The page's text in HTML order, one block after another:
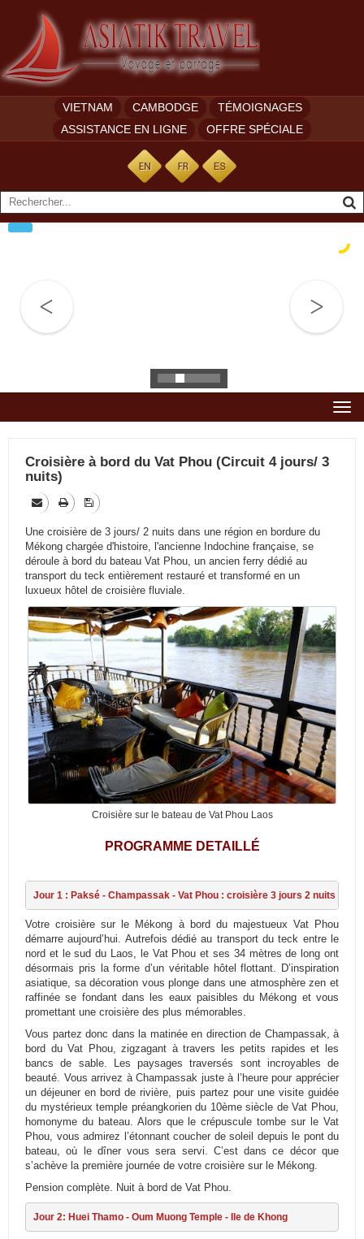
VIETNAM CAMBODGE
TÉMOIGNAGES
ASSISTANCE EN LIGNE
OFFRE SPÉCIALE
Croisière à bord du Vat Phou (Circuit 4 jours/ 3
nuits)
Une croisière de 3 jours/ 2 nuits dans une région en bordure du
Mékong chargée d'histoire, l'ancienne Indochine française, se
déroule à bord du bateau Vat Phou, un ancien ferry dédié au
transport du teck entièrement restauré et transformé en un
luxueux hôtel de croisière fluviale.
Croisière sur le bateau de Vat Phou Laos
PROGRAMME DETAILLÉ
Jour 1 : Paksé - Champassak - Vat Phou : croisière 3 jours 2 nuits
Votre croisière sur le Mékong à bord du majestueux Vat Phou
démarre aujourd’hui. Autrefois dédié au transport du teck entre le
nord et le sud du Laos, le Vat Phou et ses 34 mètres de long ont
désormais pris la forme d’un véritable hôtel flottant. D’inspiration
asiatique, sa décoration vous plonge dans une atmosphère zen et
raffinée se fondant dans les eaux paisibles du Mékong et vous
promettant une croisière des plus mémorables.
Vous partez donc dans la matinée en direction de Champassak, à
bord du Vat Phou, zigzagant à travers les petits rapides et les
bancs de sable. Les paysages traversés sont incroyables de
beauté. Vous arrivez à Champassak juste à l’heure pour apprécier
un déjeuner en bord de rivière, puis partez pour une visite guidée
du mystérieux temple préangkorien du 10ème siècle de Vat Phou,
homonyme du bateau. Alors que le crépuscule tombe sur le Vat
Phou, vous admirez l’étonnant coucher de soleil depuis le pont du
bateau, où le dîner vous sera servi. C’est dans ce décor que
s’achève la première journée de votre croisière sur le Mékong.
Pension complète. Nuit à bord de Vat Phou.
Jour 2: Huei Thamo - Oum Muong Temple - Ile de Khong